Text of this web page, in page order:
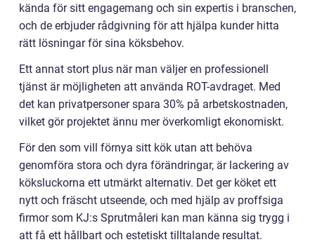
kända för sitt engagemang och sin expertis i branschen,
och de erbjuder rådgivning för att hjälpa kunder hitta
rätt lösningar för sina köksbehov.
Ett annat stort plus när man väljer en professionell
tjänst är möjligheten att använda ROT-avdraget. Med
det kan privatpersoner spara 30% på arbetskostnaden,
vilket gör projektet ännu mer överkomligt ekonomiskt.
För den som vill förnya sitt kök utan att behöva
genomföra stora och dyra förändringar, är lackering av
köksluckorna ett utmärkt alternativ. Det ger köket ett
nytt och fräscht utseende, och med hjälp av proffsiga
firmor som KJ:s Sprutmåleri kan man känna sig trygg i
att få ett hållbart och estetiskt tilltalande resultat.